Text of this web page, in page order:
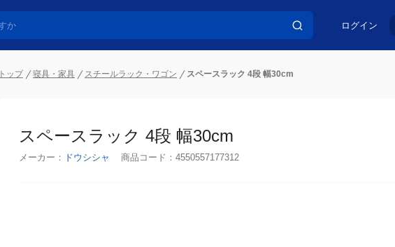
ログイン
トップ 寝具・家具 スチールラック・ワゴン スペースラック 4段 幅30cm
スペースラック 4段 幅30cm
メーカー： ドウシシャ 商品コード： 4550557177312